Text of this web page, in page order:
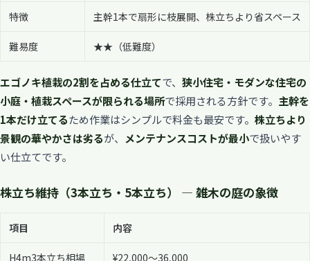
特徴 主幹1本で扇形に枝展開、株立ちより省スペース
難易度 ★★（低難度）
エゴノキ植栽の2割を占める仕立てで、 狭小住宅・モダンな住宅の
小庭・植栽スペースが限られる場所で採用される方針です。 主幹を
1本だけ立てるため作業はシンプルで料金も最安です。 株立ちより
景観の華やかさは劣るが、 メンテナンスコストが最小で扱いやす
い仕立てです。
株立ち維持（3本立ち・5本立ち） — 雑木の庭の象徴
項目 内容
H4m3本立ち相場 ¥22,000〜36,000